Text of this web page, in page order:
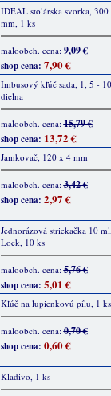
IDEAL stolárska svorka, 300
mm, 1 ks
maloobch. cena:9,09 €
shop cena: 7,90 €
Imbusový kľúč sada, 1, 5 -
dielna
maloobch. cena:15,79 €
shop cena: 13,72 €
Jamkovač, 120 x 4 mm
maloobch. cena:3,42 €
shop cena: 2,97 €
Jednorázová striekačka 10
Lock, 10 ks
maloobch. cena:5,76 €
shop cena: 5,01 €
Kľúč na lupienkovú pílu, 1 ks
maloobch. cena:0,70 €
shop cena: 0,60 €
Kladivo, 1 ks